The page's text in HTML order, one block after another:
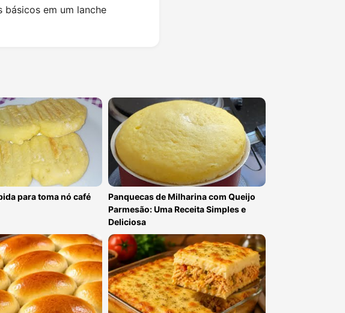
básicos em um lanche
para toma nó café
Panquecas de Milharina com Queijo
Parmesão: Uma Receita Simples e
Deliciosa